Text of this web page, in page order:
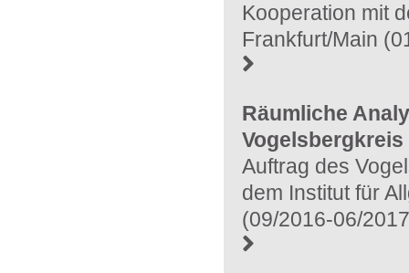
Kooperation mit
Frankfurt/Main
Räumliche
Vogelsbergkreis
Auftrag des
dem Institut für
(09/2016-06/